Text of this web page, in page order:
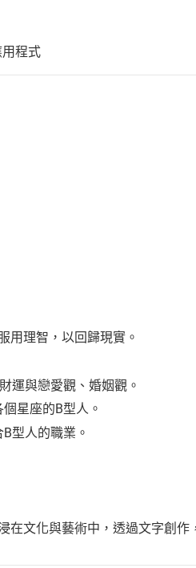
用程式
理智，以回歸現實。
運與戀愛觀、婚姻觀。
星座的B型人。
型人的職業。
文化與藝術中，透過文字創作